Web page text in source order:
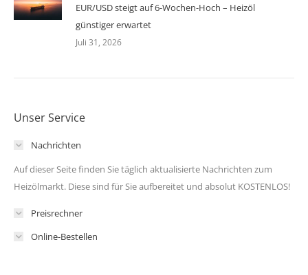
EUR/USD steigt auf 6-Wochen-Hoch – Heizöl
günstiger erwartet
Juli 31, 2026
Unser Service
Nachrichten
Auf dieser Seite finden Sie täglich aktualisierte Nachrichten zum
Heizölmarkt. Diese sind für Sie aufbereitet und absolut KOSTENLOS!
Preisrechner
Online-Bestellen